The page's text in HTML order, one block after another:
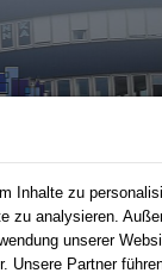
Inhalte zu
zu analysieren.
unserer
Unsere Partner